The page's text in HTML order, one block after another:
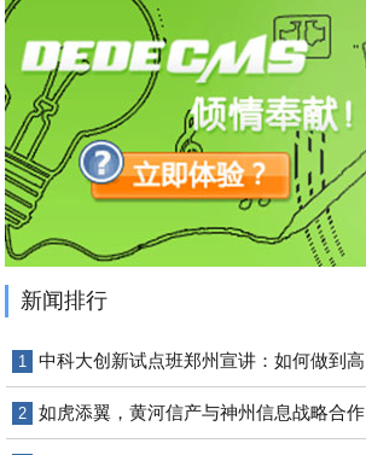
新闻排行
1 中科大创新试点班郑州宣讲：如何做到高
2 如虎添翼，黄河信产与神州信息战略合作